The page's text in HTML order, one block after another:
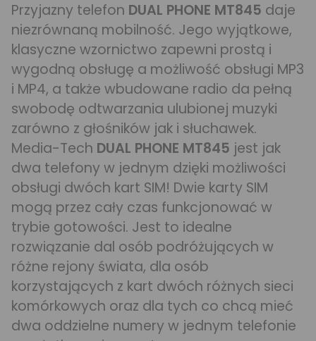
Przyjazny telefon DUAL PHONE MT845 daje
niezrównaną mobilność. Jego wyjątkowe,
klasyczne wzornictwo zapewni prostą i
wygodną obsługę a możliwość obsługi MP3
i MP4, a także wbudowane radio da pełną
swobodę odtwarzania ulubionej muzyki
zarówno z głośników jak i słuchawek.
Media-Tech DUAL PHONE MT845 jest jak
dwa telefony w jednym dzięki możliwości
obsługi dwóch kart SIM! Dwie karty SIM
mogą przez cały czas funkcjonować w
trybie gotowości. Jest to idealne
rozwiązanie dal osób podróżujących w
różne rejony świata, dla osób
korzystających z kart dwóch różnych sieci
komórkowych oraz dla tych co chcą mieć
dwa oddzielne numery w jednym telefonie